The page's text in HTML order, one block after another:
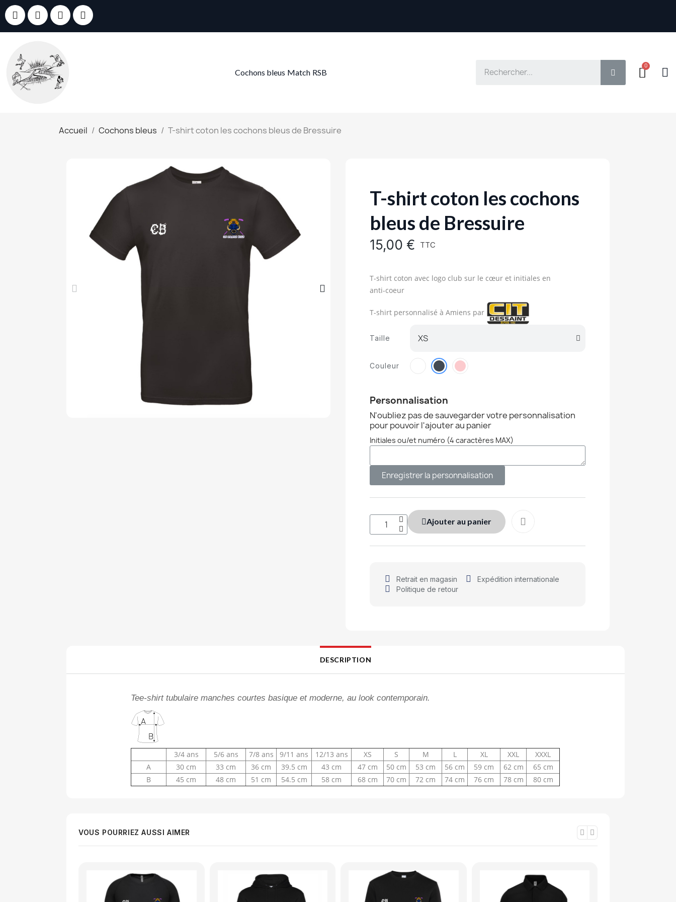
Cochons bleus Match RSB
Accueil Cochons bleus T-shirt coton les cochons bleus de Bressuire
T-shirt coton les cochons
bleus de Bressuire
15,00 € TTC
T-shirt coton avec logo club sur le cœur et initiales en
anti-coeur
T-shirt personnalisé à Amiens par
Taille
Couleur
Personnalisation
N'oubliez pas de sauvegarder votre personnalisation
pour pouvoir l'ajouter au panier
Initiales ou/et numéro (4 caractères MAX)
Enregistrer la personnalisation
Ajouter au panier
Retrait en magasin
Expédition internationale
Politique de retour
DESCRIPTION
Tee-shirt tubulaire manches courtes basique et moderne, au look contemporain.
3/4 ans 5/6 ans 7/8 ans 9/11 ans 12/13 ans XS S M L XL XXL
XXXL
A
30 cm 33 cm 36 cm 39.5 cm 43 cm 47 cm 50 cm 53 cm 56 cm 59 cm 62 cm
65 cm
B
45 cm 48 cm 51 cm 54.5 cm 58 cm 68 cm 70 cm 72 cm 74 cm 76 cm 78 cm 80 cm
VOUS POURRIEZ AUSSI AIMER